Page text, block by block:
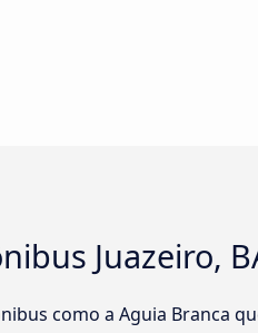
Juazeiro,
como a Aguia Branca